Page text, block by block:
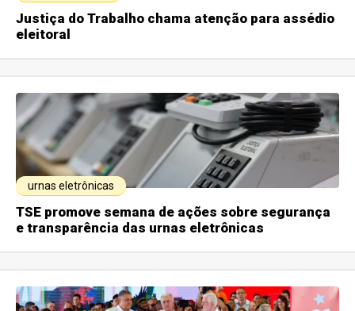
Justiça do Trabalho chama atenção para assédio
eleitoral
urnas eletrônicas
TSE promove semana de ações sobre segurança
e transparência das urnas eletrônicas